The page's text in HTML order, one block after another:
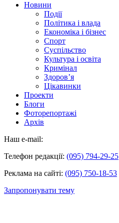
Новини
Події
Політика і влада
Економіка і бізнес
Спорт
Суспільство
Культура і освіта
Кримінал
Здоров’я
Цікавинки
Проекти
Блоги
Фоторепортажі
Архів
Наш e-mail:
Телефон редакції: (095) 794-29-25
Реклама на сайті: (095) 750-18-53
Запропонувати тему